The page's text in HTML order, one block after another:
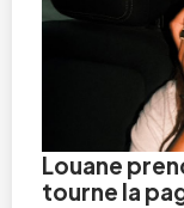
Louane
tourne la